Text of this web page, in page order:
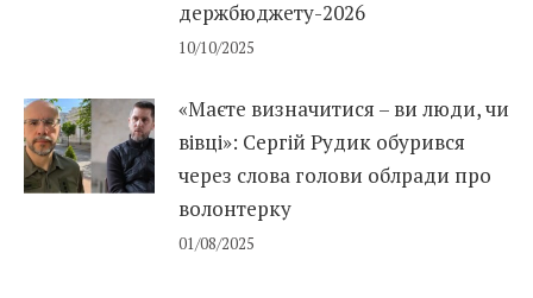
держбюджету-2026
10/10/2025
«Маєте визначитися – ви люди, чи
вівці»: Сергій Рудик обурився
через слова голови облради про
волонтерку
01/08/2025